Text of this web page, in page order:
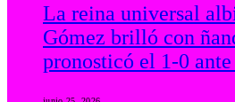
La reina universal
Gómez brilló con
pronosticó el 1-0